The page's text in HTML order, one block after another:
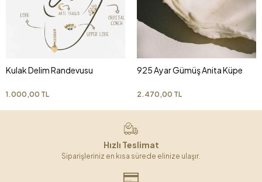
Kulak Delim Randevusu
1.000,00 TL
925 Ayar Gümüş Anita Küpe
2.470,00 TL
Hızlı Teslimat
Siparişleriniz en kısa sürede elinize ulaşır.